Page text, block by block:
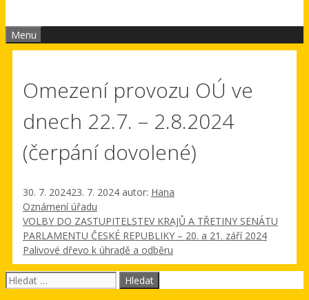
Menu
Omezení provozu OÚ ve
dnech 22.7. – 2.8.2024
(čerpání dovolené)
30. 7. 202423. 7. 2024 autor: Hana
Rubriky
Oznámení úřadu
VOLBY DO ZASTUPITELSTEV KRAJŮ A TŘETINY SENÁTU
PARLAMENTU ČESKÉ REPUBLIKY – 20. a 21. září 2024
Palivové dřevo k úhradě a odběru
Hledat: